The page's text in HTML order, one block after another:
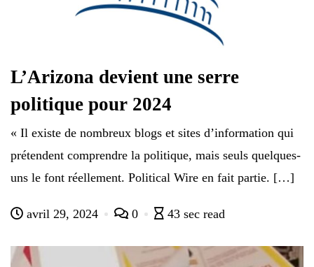
L’Arizona devient une serre
politique pour 2024
« Il existe de nombreux blogs et sites d’information qui
prétendent comprendre la politique, mais seuls quelques-
uns le font réellement. Political Wire en fait partie. […]
avril 29, 2024 0 43 sec read